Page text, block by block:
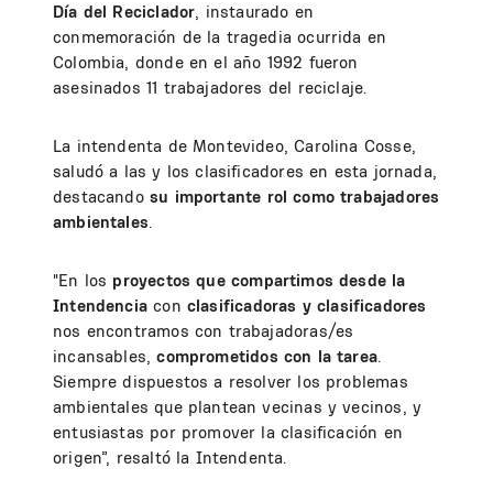
Día del Reciclador, instaurado en
conmemoración de la tragedia ocurrida en
Colombia, donde en el año 1992 fueron
asesinados 11 trabajadores del reciclaje.
La intendenta de Montevideo, Carolina Cosse,
saludó a las y los clasificadores en esta jornada,
destacando su importante rol como trabajadores
ambientales.
"En los proyectos que compartimos desde la
Intendenciacon clasificadoras y clasificadores
nos encontramos con trabajadoras/es
incansables,comprometidos con la tarea.
Siempre dispuestos a resolver los problemas
ambientales que plantean vecinas y vecinos, y
entusiastas por promover la clasificación en
origen”, resaltó la Intendenta.